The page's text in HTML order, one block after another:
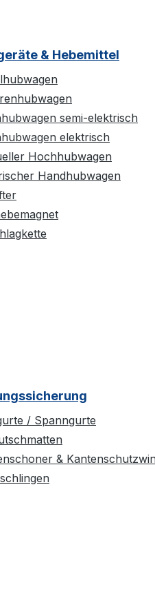
& Hebemittel
semi-elektrisch
elektrisch
Hochhubwagen
Handhubwagen
/ Spanngurte
&